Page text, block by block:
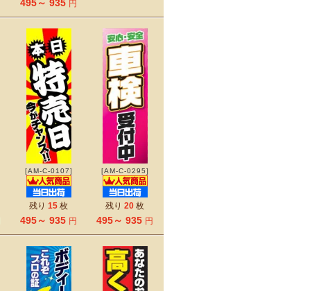
495～ 935 円
[AM-C-0107]
残り 15 枚
495～ 935 円
[AM-C-0295]
残り 20 枚
495～ 935 円